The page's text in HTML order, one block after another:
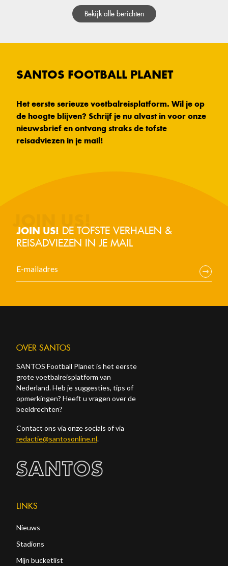
Bekijk alle berichten
SANTOS FOOTBALL PLANET
Het eerste serieuze voetbalreisplatform. Wil je op
de hoogte blijven? Schrijf je nu alvast in voor onze
nieuwsbrief en ontvang straks de tofste
reisadviezen in je mail!
JOIN US! DE TOFSTE VERHALEN &
REISADVIEZEN IN JE MAIL
OVER SANTOS
SANTOS Football Planet is het eerste
grote voetbalreisplatform van
Nederland. Heb je suggesties, tips of
opmerkingen? Heeft u vragen over de
beeldrechten?
Contact ons via onze socials of via
redactie@santosonline.nl.
LINKS
Nieuws
Stadions
Mijn bucketlist